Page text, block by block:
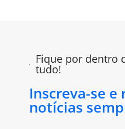
Fique por dentro
tudo!
Inscreva-se e
notícias